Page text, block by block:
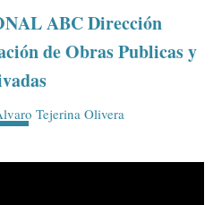
ABC Dirección
de Obras Publicas y
Tejerina Olivera